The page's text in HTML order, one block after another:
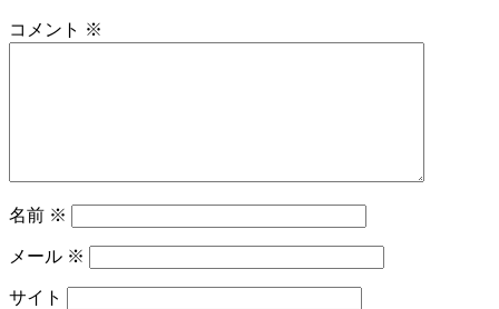
コメント ※
名前 ※
メール ※
サイト